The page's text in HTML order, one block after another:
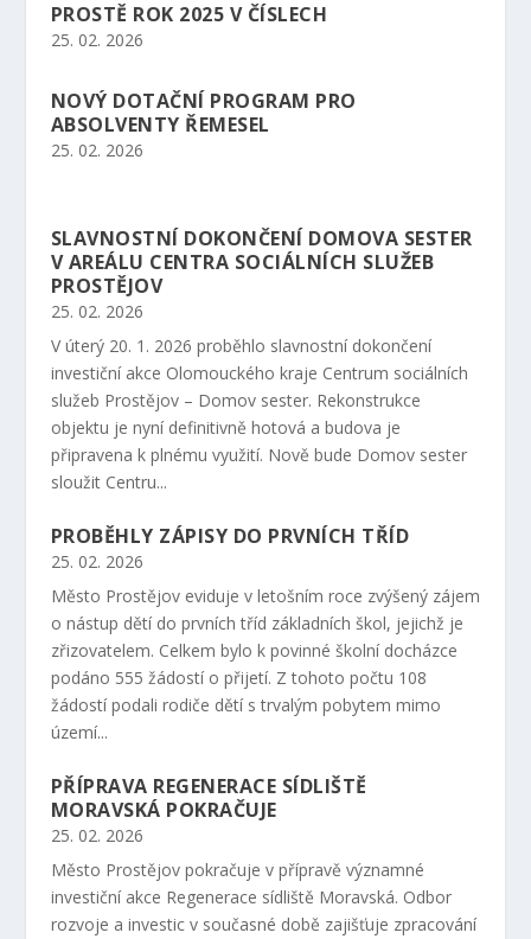
PROSTĚ ROK 2025 V ČÍSLECH
25. 02. 2026
NOVÝ DOTAČNÍ PROGRAM PRO
ABSOLVENTY ŘEMESEL
25. 02. 2026
SLAVNOSTNÍ DOKONČENÍ DOMOVA SESTER
V AREÁLU CENTRA SOCIÁLNÍCH SLUŽEB
PROSTĚJOV
25. 02. 2026
V úterý 20. 1. 2026 proběhlo slavnostní dokončení
investiční akce Olomouckého kraje Centrum sociálních
služeb Prostějov – Domov sester. Rekonstrukce
objektu je nyní definitivně hotová a budova je
připravena k plnému využití. Nově bude Domov sester
sloužit Centru...
PROBĚHLY ZÁPISY DO PRVNÍCH TŘÍD
25. 02. 2026
Město Prostějov eviduje v letošním roce zvýšený zájem
o nástup dětí do prvních tříd základních škol, jejichž je
zřizovatelem. Celkem bylo k povinné školní docházce
podáno 555 žádostí o přijetí. Z tohoto počtu 108
žádostí podali rodiče dětí s trvalým pobytem mimo
území...
PŘÍPRAVA REGENERACE SÍDLIŠTĚ
MORAVSKÁ POKRAČUJE
25. 02. 2026
Město Prostějov pokračuje v přípravě významné
investiční akce Regenerace sídliště Moravská. Odbor
rozvoje a investic v současné době zajišťuje zpracování